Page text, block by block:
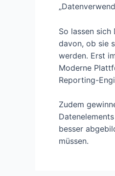
So lassen
davon, ob sie
werden. Erst
Moderne
Reporting-
Zudem
besser
müssen.